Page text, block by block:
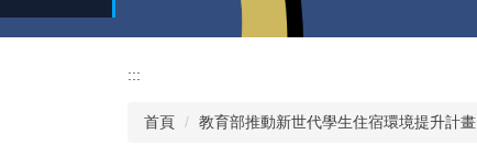
:::
首頁 教育部推動新世代學生住宿環境提升計畫